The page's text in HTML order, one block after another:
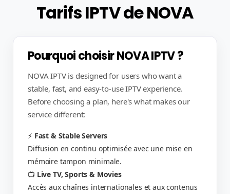
Tarifs IPTV de NOVA
Pourquoi choisir NOVA IPTV ?
NOVA IPTV is designed for users who want a
stable, fast, and easy-to-use IPTV experience.
Before choosing a plan, here's what makes our
service different:
⚡ Fast & Stable Servers
Diffusion en continu optimisée avec une mise en
mémoire tampon minimale.
📺 Live TV, Sports & Movies
Accès aux chaînes internationales et aux contenus